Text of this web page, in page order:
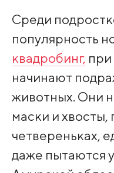
Среди
популярность
квадробинг,
начинают
животных. Они
маски и хвосты,
четвереньках,
даже пытаются